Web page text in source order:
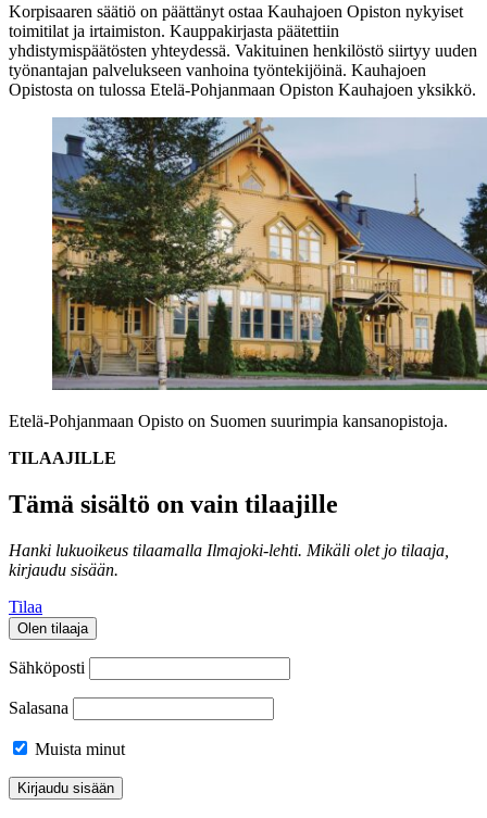
Korpisaaren säätiö on päättänyt ostaa Kauhajoen Opiston nykyiset
toimitilat ja irtaimiston. Kauppakirjasta päätettiin
yhdistymispäätösten yhteydessä. Vakituinen henkilöstö siirtyy uuden
työnantajan palvelukseen vanhoina työntekijöinä. Kauhajoen
Opistosta on tulossa Etelä-Pohjanmaan Opiston Kauhajoen yksikkö.
Etelä-Pohjanmaan Opisto on Suomen suurimpia kansanopistoja.
TILAAJILLE
Tämä sisältö on vain tilaajille
Hanki lukuoikeus tilaamalla Ilmajoki-lehti. Mikäli olet jo tilaaja,
kirjaudu sisään.
Tilaa
Olen tilaaja
Sähköposti
Salasana
Muista minut